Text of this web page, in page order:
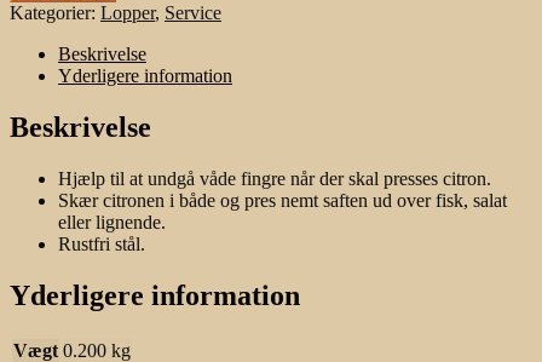
Kategorier: Lopper, Service
Beskrivelse
Yderligere information
Beskrivelse
Hjælp til at undgå våde fingre når der skal presses citron.
Skær citronen i både og pres nemt saften ud over fisk, salat
eller lignende.
Rustfri stål.
Yderligere information
Vægt 0.200 kg